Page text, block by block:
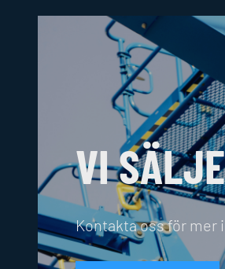
VI
Kontakta oss för mer